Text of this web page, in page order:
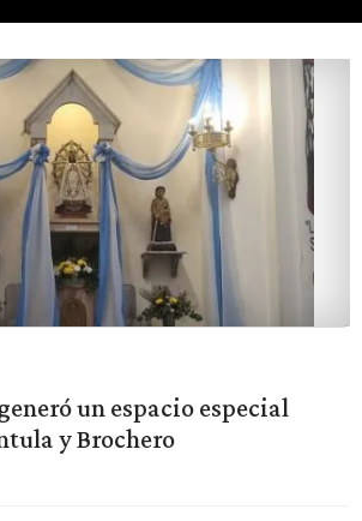
un espacio especial
y Brochero